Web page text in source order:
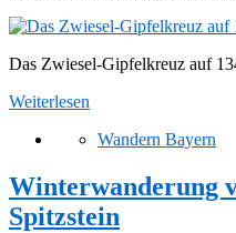
Das Zwiesel-Gipfelkreuz auf
Weiterlesen
Wandern Bayern
Winterwanderung
Spitzstein